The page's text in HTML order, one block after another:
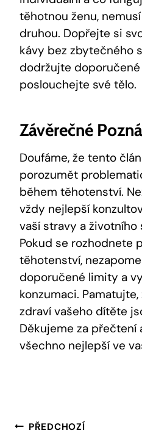
těhotnou ženu,⁢
druhou. Dopřejte si‌
kávy bez‍ zbytečného
dodržujte⁢
poslouchejte své tělo.
Závěrečné
Doufáme, že tento
porozumět
během těhotenství.
vždy nejlepší
vaší⁣ stravy ​a životního
Pokud se rozhodnete
těhotenství,
doporučené‍ limity⁢ a
konzumaci.
zdraví⁢ vašeho dítěte
Děkujeme za přečtení⁣
všechno nejlepší ve
Navigace
PŘEDCHOZÍ